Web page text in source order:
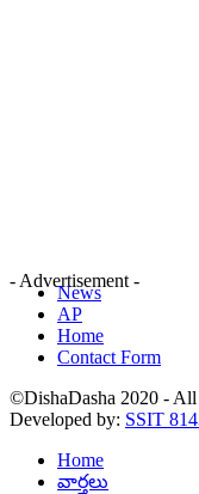
- Advertisement -
News
AP
Home
Contact Form
©DishaDasha 2020 - All
Developed by: SSIT
Home
వార్తలు